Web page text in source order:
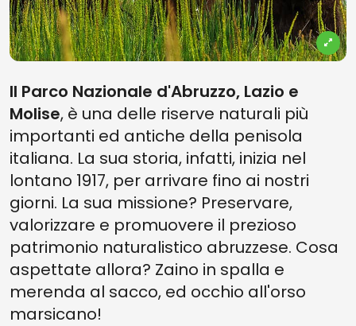
Il Parco Nazionale d'Abruzzo, Lazio e
Molise, è una delle riserve naturali più
importanti ed antiche della penisola
italiana. La sua storia, infatti, inizia nel
lontano 1917, per arrivare fino ai nostri
giorni. La sua missione? Preservare,
valorizzare e promuovere il prezioso
patrimonio naturalistico abruzzese. Cosa
aspettate allora? Zaino in spalla e
merenda al sacco, ed occhio all'orso
marsicano!